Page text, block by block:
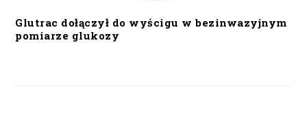
Glutrac dołączył do wyścigu w bezinwazyjnym
pomiarze glukozy